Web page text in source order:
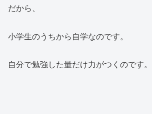
だから、
小学生のうちから自学なのです。
自分で勉強した量だけ力がつくのです。